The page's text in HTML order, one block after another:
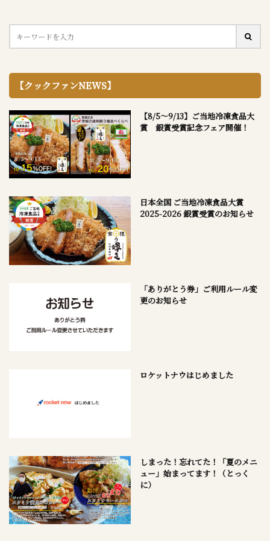
【クックファンNEWS】
【8/5～9/13】ご当地冷凍食品大
賞 銀賞受賞記念フェア開催！
日本全国 ご当地冷凍食品大賞
2025-2026 銀賞受賞のお知らせ
「ありがとう券」ご利用ルール変
更のお知らせ
ロケットナウはじめました
しまった！忘れてた！「夏のメニ
ュー」始まってます！（とっく
に）